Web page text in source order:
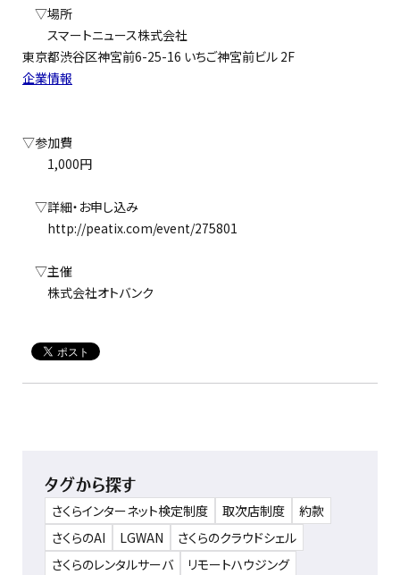
▽場所
スマートニュース株式会社
東京都渋谷区神宮前6-25-16 いちご神宮前ビル 2F
企業情報
▽参加費
1,000円
▽詳細・お申し込み
http://peatix.com/event/275801
▽主催
株式会社オトバンク
タグから探す
さくらインターネット検定制度 取次店制度
約款
さくらのAI
LGWAN
さくらのクラウドシェル
さくらのレンタルサーバ
リモートハウジング